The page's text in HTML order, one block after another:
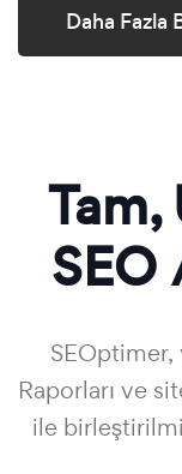
Daha Fazla
Tam,
SEO
SEOptimer,
Raporları ve
ile